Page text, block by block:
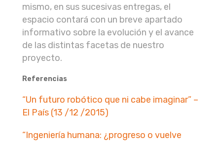
mismo, en sus sucesivas entregas, el
espacio contará con un breve apartado
informativo sobre la evolución y el avance
de las distintas facetas de nuestro
proyecto.
Referencias
“Un futuro robótico que ni cabe imaginar” –
El País (13 /12 /2015)
“Ingeniería humana: ¿progreso o vuelve